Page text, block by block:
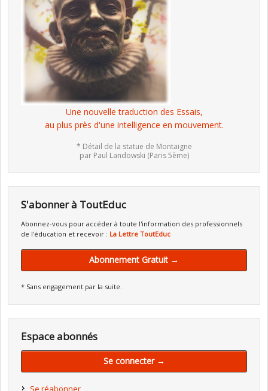
Une nouvelle traduction des Essais,
au plus près d'une intelligence en mouvement.
* Détail de la statue de Montaigne
par Paul Landowski (Paris 5ème)
S'abonner à ToutEduc
Abonnez-vous pour accéder à toute l'information des professionnels
de l'éducation et recevoir : La Lettre ToutEduc
Abonnement Gratuit →
* Sans engagement par la suite.
Espace abonnés
Se connecter →